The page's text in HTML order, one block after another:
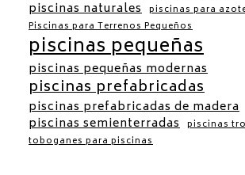
piscinas naturales piscinas para
Piscinas para Terrenos Pequeños
piscinas pequeñas
piscinas pequeñas modernas
piscinas prefabricadas
piscinas prefabricadas de madera
piscinas semienterradas piscinas
toboganes para piscinas